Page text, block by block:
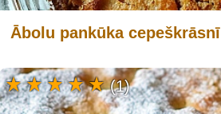
Ābolu pankūka cepeškrāsnī
(1)